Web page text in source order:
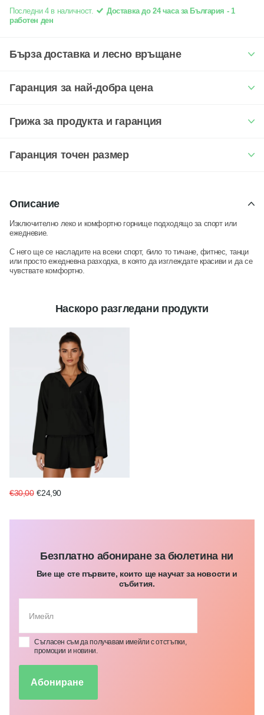
Последни 4 в наличност.
Доставка до 24 часа за България - 1
работен ден
Бърза доставка и лесно връщане
Гаранция за най-добра цена
Грижа за продукта и гаранция
Гаранция точен размер
Описание
Изключително леко и комфортно горнище подходящо за спорт или
ежедневие.
С него ще се насладите на всеки спорт, било то тичане, фитнес, танци
или просто ежедневна разходка, в която да изглеждате красиви и да се
чувствате комфортно.
Наскоро разгледани продукти
€30,00 €24,90
Безплатно абониране за бюлетина ни
Вие ще сте първите, които ще научат за новости и
събития.
Съгласен съм да получавам имейли с отстъпки,
промоции и новини.
Абониране